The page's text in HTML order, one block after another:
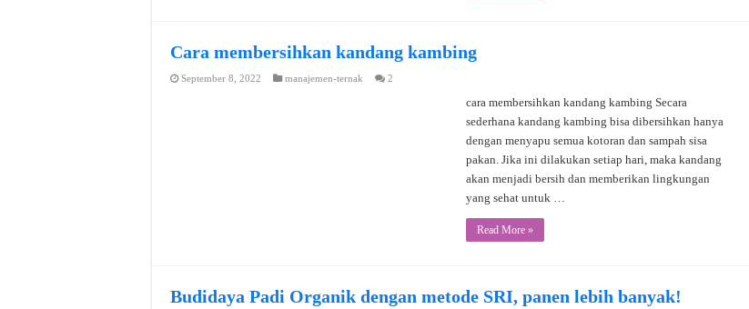
Cara membersihkan kandang kambing
September 8, 2022 manajemen-ternak 2
cara membersihkan kandang kambing Secara
sederhana kandang kambing bisa dibersihkan hanya
dengan menyapu semua kotoran dan sampah sisa
pakan. Jika ini dilakukan setiap hari, maka kandang
akan menjadi bersih dan memberikan lingkungan
yang sehat untuk …
Read More »
Budidaya Padi Organik dengan metode SRI, panen lebih banyak!